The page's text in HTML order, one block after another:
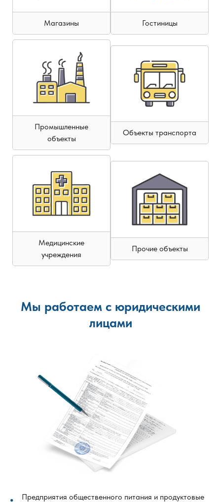
Магазины Гостиницы
Промышленные
объекты
Объекты транспорта
Медицинские
учреждения
Прочие объекты
Мы работаем с юридическими
лицами
Предприятия общественного питания и продуктовые